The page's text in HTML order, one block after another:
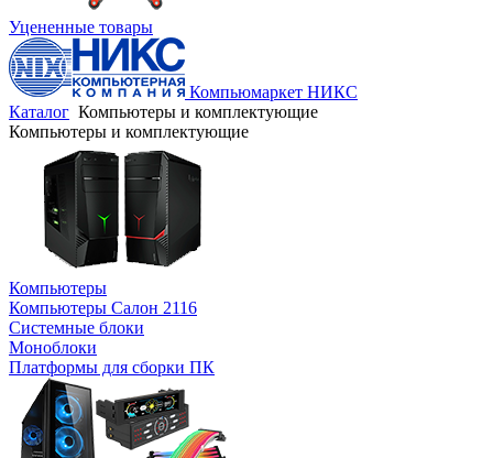
Уцененные товары
Компьюмаркет НИКС
Каталог Компьютеры и комплектующие
Компьютеры и комплектующие
Компьютеры
Компьютеры Салон 2116
Системные блоки
Моноблоки
Платформы для сборки ПК